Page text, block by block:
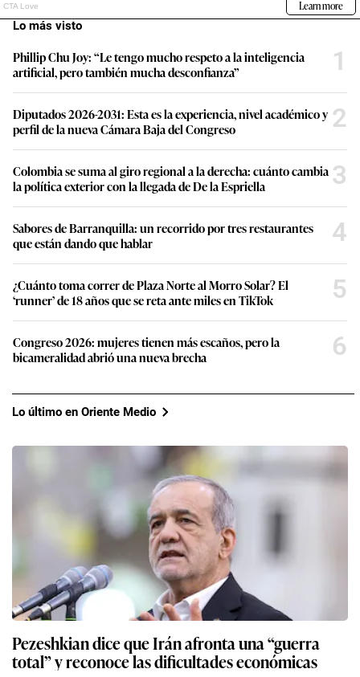
Lo más visto
Phillip Chu Joy: “Le tengo mucho respeto a la inteligencia
artificial, pero también mucha desconfianza”
1
Diputados 2026-2031: Esta es la experiencia, nivel académico y
perfil de la nueva Cámara Baja del Congreso
2
Colombia se suma al giro regional a la derecha: cuánto cambia
la política exterior con la llegada de De la Espriella
3
Sabores de Barranquilla: un recorrido por tres restaurantes
que están dando que hablar
4
¿Cuánto toma correr de Plaza Norte al Morro Solar? El
‘runner’ de 18 años que se reta ante miles en TikTok
5
Congreso 2026: mujeres tienen más escaños, pero la
bicameralidad abrió una nueva brecha
6
Lo último en Oriente Medio
Pezeshkian dice que Irán afronta una “guerra
total” y reconoce las dificultades económicas